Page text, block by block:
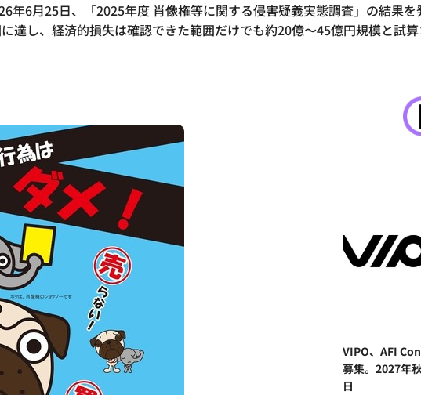
年6月25日、「2025年度 肖像権等に関する侵害疑義実態調査」の結果
し、経済的損失は確認できた範囲だけでも約20億～45億円規模と試算
VIPO、AFI
募集。2027年
日